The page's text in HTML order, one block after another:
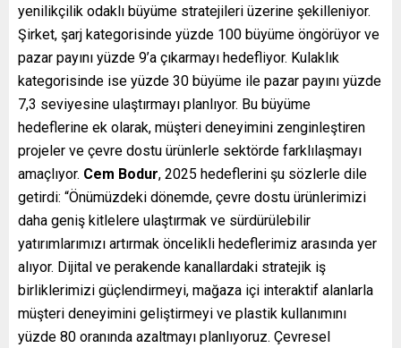
yenilikçilik odaklı büyüme stratejileri üzerine şekilleniyor.
Şirket, şarj kategorisinde yüzde 100 büyüme öngörüyor ve
pazar payını yüzde 9’a çıkarmayı hedefliyor. Kulaklık
kategorisinde ise yüzde 30 büyüme ile pazar payını yüzde
7,3 seviyesine ulaştırmayı planlıyor. Bu büyüme
hedeflerine ek olarak, müşteri deneyimini zenginleştiren
projeler ve çevre dostu ürünlerle sektörde farklılaşmayı
amaçlıyor. Cem Bodur, 2025 hedeflerini şu sözlerle dile
getirdi: “Önümüzdeki dönemde, çevre dostu ürünlerimizi
daha geniş kitlelere ulaştırmak ve sürdürülebilir
yatırımlarımızı artırmak öncelikli hedeflerimiz arasında yer
alıyor. Dijital ve perakende kanallardaki stratejik iş
birliklerimizi güçlendirmeyi, mağaza içi interaktif alanlarla
müşteri deneyimini geliştirmeyi ve plastik kullanımını
yüzde 80 oranında azaltmayı planlıyoruz. Çevresel